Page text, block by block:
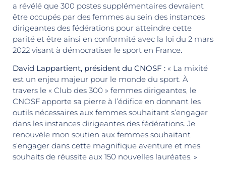
a révélé que 300 postes supplémentaires devraient
être occupés par des femmes au sein des instances
dirigeantes des fédérations pour atteindre cette
parité et être ainsi en conformité avec la loi du 2 mars
2022 visant à démocratiser le sport en France.
David Lappartient, président du CNOSF : « La mixité
est un enjeu majeur pour le monde du sport. À
travers le « Club des 300 » femmes dirigeantes, le
CNOSF apporte sa pierre à l’édifice en donnant les
outils nécessaires aux femmes souhaitant s’engager
dans les instances dirigeantes des fédérations. Je
renouvèle mon soutien aux femmes souhaitant
s’engager dans cette magnifique aventure et mes
souhaits de réussite aux 150 nouvelles lauréates. »